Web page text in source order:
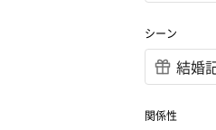
シーン
関係性